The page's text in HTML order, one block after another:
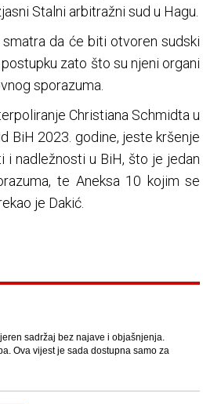
Stalni arbitražni sud u Hagu.
da će biti otvoren sudski
zato što su njeni organi
sporazuma.
Christiana Schmidta u
BiH 2023. godine, jeste kršenje
i nadležnosti u BiH, što je jedan
te Aneksa 10 kojim se
je Dakić.
sadržaj bez najave i objašnjenja.
Ova vijest je sada dostupna samo za